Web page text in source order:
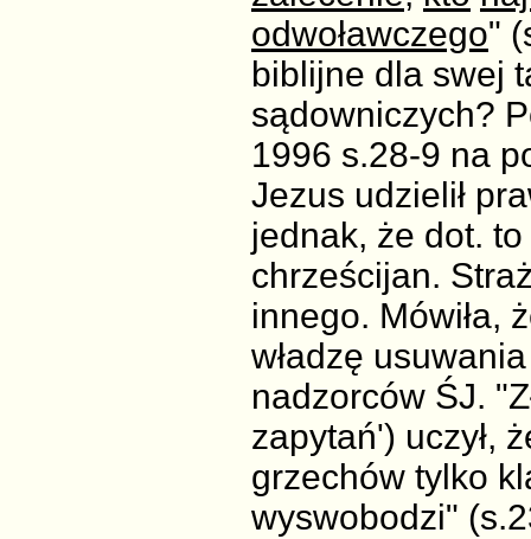
odwoławczego"
biblijne dla swej
sądowniczych?
1996 s.28-9 na
Jezus udzielił
jednak, że dot.
chrześcijan.
innego. Mówiła,
władzę
nadzorców ŚJ.
zapytań') uczył,
grzechów tylko
wyswobodzi"